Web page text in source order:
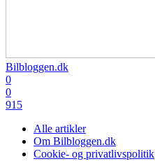
Bilbloggen.dk
0
0
915
Alle artikler
Om Bilbloggen.dk
Cookie- og privatlivspolitik